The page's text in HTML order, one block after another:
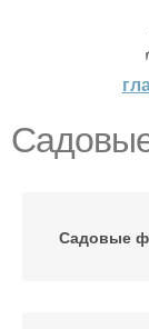
Садовые